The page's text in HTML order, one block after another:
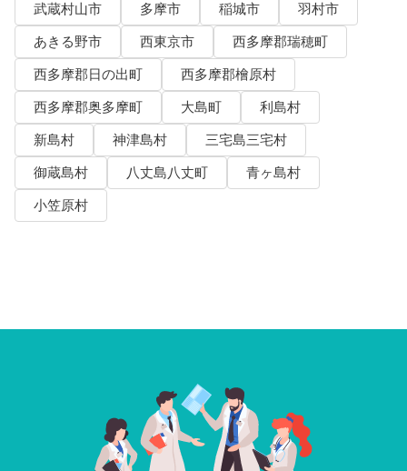
武蔵村山市
多摩市 稲城市
羽村市
あきる野市
西東京市
西多摩郡瑞穂町
西多摩郡日の出町
西多摩郡檜原村
西多摩郡奥多摩町
大島町
利島村
新島村
神津島村
三宅島三宅村
御蔵島村
八丈島八丈町
青ヶ島村
小笠原村